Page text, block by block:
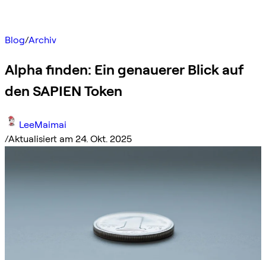
Blog/Archiv
Alpha finden: Ein genauerer Blick auf
den SAPIEN Token
LeeMaimai
/Aktualisiert am 24. Okt. 2025